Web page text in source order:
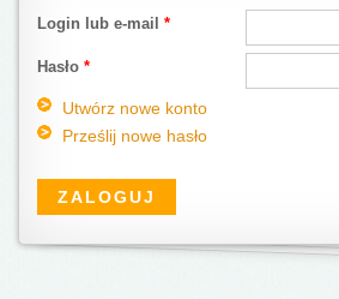
Login lub e-mail *
Hasło *
Utwórz nowe konto
Prześlij nowe hasło